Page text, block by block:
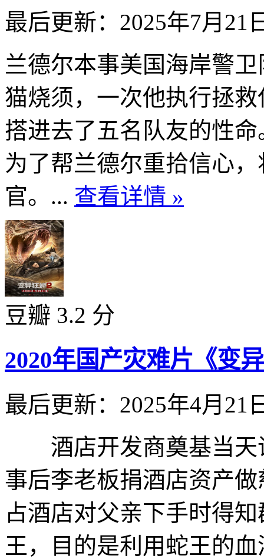
最后更新：2025年7月21
兰德尔本事美国海岸警
猫烧须，一次他执行拯
搭进去了五名队友的性
为了帮兰德尔重拾信心
官。... 查看详情 »
豆瓣 3.2 分
2020年国产灾难片《变
最后更新：2025年4月21
酒店开发商奠基当天
事后李老板捐酒店资产
占酒店对父亲下手时得
王，目的是利用蛇王的